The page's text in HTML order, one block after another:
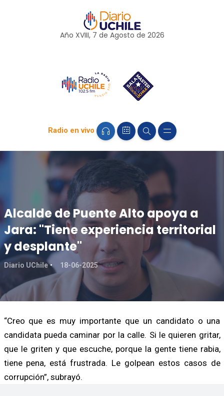
Año XVIII, 7 de Agosto de 2026
Radio en vivo
Alcalde de Puente Alto apoya a
Jara: "Tiene experiencia territorial
y desplante"
Diario UChile 18-06-2025
“Creo que es muy importante que un candidato o una
candidata pueda caminar por la calle. Si le quieren gritar,
que le griten y que escuche, porque la gente tiene rabia,
tiene pena, está frustrada. Le golpean estos casos de
corrupción”, subrayó.